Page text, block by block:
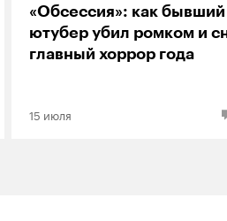
«Обсессия»: как бывший
ютубер убил ромком и
главный хоррор года
15 июля